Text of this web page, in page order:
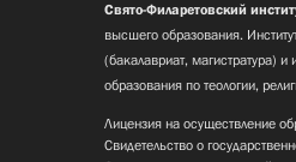
Свято-Филаретовский
высшего образования.
(бакалавриат, магистратура) и
образования по теологии,
Лицензия на осуществление
Свидетельство о